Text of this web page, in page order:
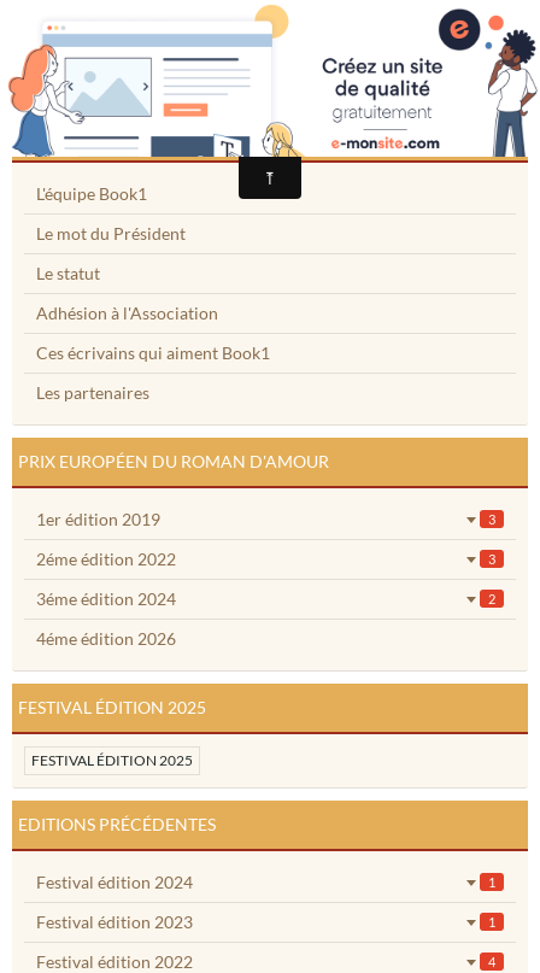
BOOK1
Accueil
Agenda
Prix européen du roman d'amour
Book1 sur Facebook
Le festival sur Facebook
Membres
Partenaires
Contact
L'ASSOCIATION BOOK1
L'équipe Book1
Le mot du Président
Le statut
Adhésion à l'Association
Ces écrivains qui aiment Book1
Les partenaires
PRIX EUROPÉEN DU ROMAN D'AMOUR
1er édition 2019 3
2éme édition 2022 3
3éme édition 2024 2
4éme édition 2026
FESTIVAL ÉDITION 2025
FESTIVAL ÉDITION 2025
EDITIONS PRÉCÉDENTES
Festival édition 2024 1
Festival édition 2023 1
Festival édition 2022 4